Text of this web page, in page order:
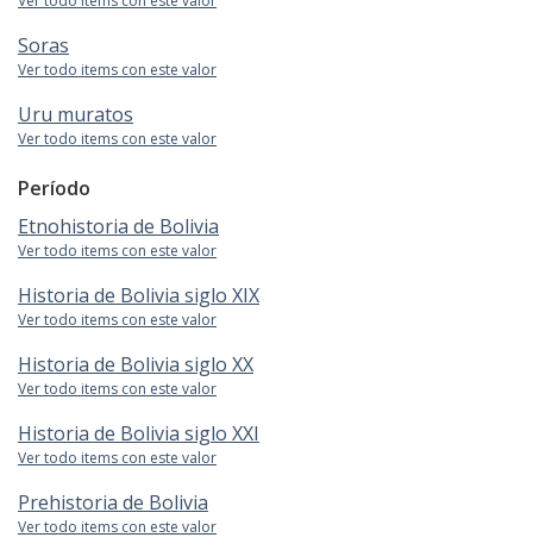
Soras
Ver todo items con este valor
Uru muratos
Ver todo items con este valor
Período
Etnohistoria de Bolivia
Ver todo items con este valor
Historia de Bolivia siglo XIX
Ver todo items con este valor
Historia de Bolivia siglo XX
Ver todo items con este valor
Historia de Bolivia siglo XXI
Ver todo items con este valor
Prehistoria de Bolivia
Ver todo items con este valor